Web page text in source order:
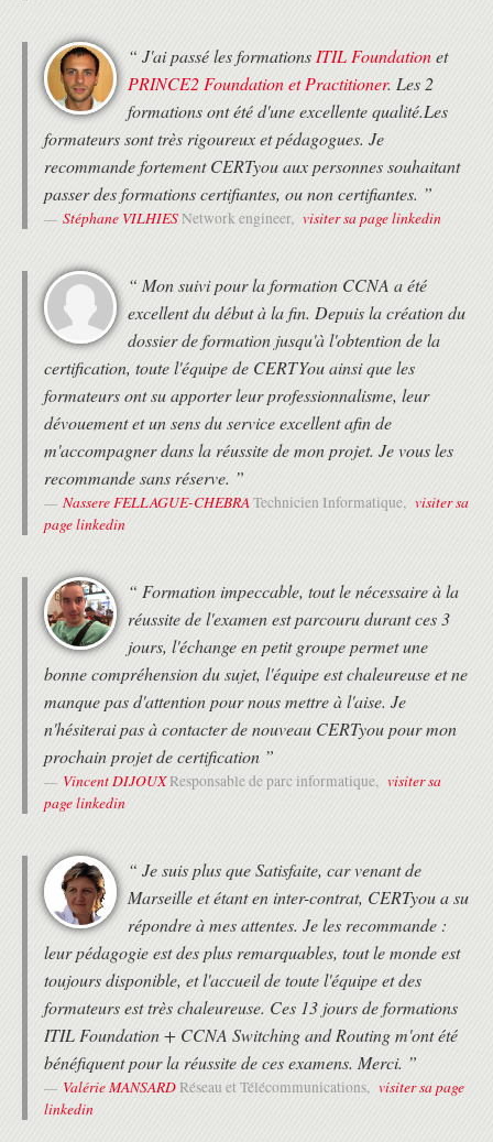
Explorer les modes des AP
COMPRENDRE L'AUTHENTIFICATION CLIENT SANS FIL
Les méthodes d'authentification
Authentification Pre-Shared Key (PSK)
Authentification 802.1X
Authentification PKI and certificat 802.1X
Introduction au protocole Extensible Authetication Protocol
EAP-Transport Layer Security (EAP-TLS)
EAP-FAST
Accès invité avec authentification Web
DÉPANNAGE DE LA CONNECTIVITÉ CLIENT SANS FIL
Présentation des outils
Analyse de sprectre
Wi-Fi Scanning
Analyse de paquets
Cisco AIreOS GUI et outils CLI
Cisco Wireless Config Analyzer Express
Présentation des problèmes courants de connectivité du client
sans fil
Connectivité Client vers AP
Configuration de l'infrastructure
INTRODUCTION AUX PROTOCOLES MULTICAST
Présentation Multicast
Internet Group Management Protocol
Arbres de distribution Multicast
Routage IP Multicasting
Rendez vous Point
INTRODUCTION À LA QOS
Comprendre l'impact des applications utilisateur sur le réseau
Décrire les mécanismes de QoS
IMPLEMENTER LES SERVICES RÉSEAU
Comprendre le protocole Network Time Protocol
Services de Logging
Simple Network Management Protocol
Introduction au protocole NetFlow
Flexible NetFlow
Comprendre Cisco IOS Embedded Event Manager
UTILISER LES OUTILS D'ANALYSE RÉSEAU
Concepts de dépannage
Procédures de dépannage réseau: vue d'ensemble
“ J'ai passé les formations ITIL Foundationet
PRINCE2 Foundation et Practitioner. Les 2
formations ont été d'une excellente qualité.Les
formateurs sont très rigoureux et pédagogues. Je
recommande fortement CERTyou aux personnes souhaitant
passer des formations certifiantes, ou non certifiantes. ”
Stéphane VILHIESNetwork engineer, visiter sa page linkedin
“ Mon suivi pour la formation CCNA a été
excellent du début à la fin. Depuis la création du
dossier de formation jusqu'à l'obtention de la
certification, toute l'équipe de CERTYou ainsi que les
formateurs ont su apporter leur professionnalisme, leur
dévouement et un sens du service excellent afin de
m'accompagner dans la réussite de mon projet. Je vous les
recommande sans réserve. ”
Nassere FELLAGUE-CHEBRA Technicien Informatique, visiter sa
page linkedin
“ Formation impeccable, tout le nécessaire à la
réussite de l'examen est parcouru durant ces 3
jours, l'échange en petit groupe permet une
bonne compréhension du sujet, l'équipe est chaleureuse et ne
manque pas d'attention pour nous mettre à l'aise. Je
n'hésiterai pas à contacter de nouveau CERTyou pour mon
prochain projet de certification ”
Vincent DIJOUXResponsable de parc informatique, visiter sa
page linkedin
“ Je suis plus que Satisfaite, car venant de
Marseille et étant en inter-contrat, CERTyou a su
répondre à mes attentes. Je les recommande :
leur pédagogie est des plus remarquables, tout le monde est
toujours disponible, et l'accueil de toute l'équipe et des
formateurs est très chaleureuse. Ces 13 jours de formations
ITIL Foundation + CCNA Switching and Routing m'ont été
bénéfiquent pour la réussite de ces examens. Merci. ”
Valérie MANSARDRéseau et Télécommunications, visiter sa page
linkedin